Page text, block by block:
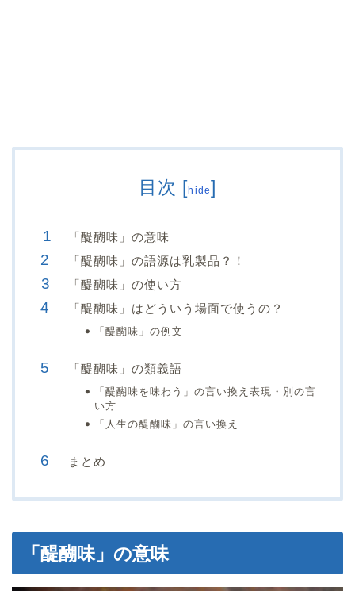
目次 [hide]
「醍醐味」の意味
「醍醐味」の語源は乳製品？！
「醍醐味」の使い方
「醍醐味」はどういう場面で使うの？
「醍醐味」の例文
「醍醐味」の類義語
「醍醐味を味わう」の言い換え表現・別の言
い方
「人生の醍醐味」の言い換え
まとめ
「醍醐味」の意味